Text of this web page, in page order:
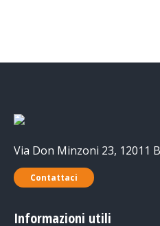
Via Don Minzoni 23, 12011
Contattaci
Informazioni utili